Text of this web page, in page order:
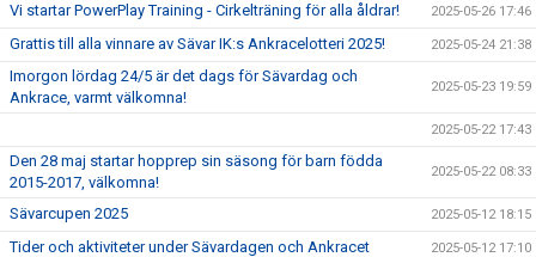
Vi startar PowerPlay Training - Cirkelträning för alla åldrar! 2025-05-26 17:46
Grattis till alla vinnare av Sävar IK:s Ankracelotteri 2025! 2025-05-24 21:38
Imorgon lördag 24/5 är det dags för Sävardag och
Ankrace, varmt välkomna!
2025-05-23 19:59
2025-05-22 17:43
Den 28 maj startar hopprep sin säsong för barn födda
2015-2017, välkomna!
2025-05-22 08:33
Sävarcupen 2025 2025-05-12 18:15
Tider och aktiviteter under Sävardagen och Ankracet 2025-05-12 17:10